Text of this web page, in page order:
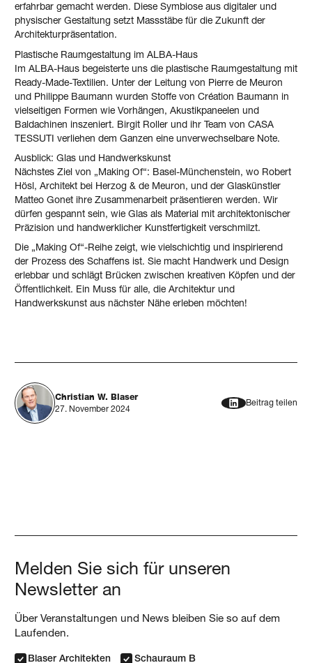
erfahrbar gemacht werden. Diese Symbiose aus digitaler und
physischer Gestaltung setzt Massstäbe für die Zukunft der
Architekturpräsentation.
Plastische Raumgestaltung im ALBA-Haus
Im ALBA-Haus begeisterte uns die plastische Raumgestaltung mit
Ready-Made-Textilien. Unter der Leitung von Pierre de Meuron
und Philippe Baumann wurden Stoffe von Création Baumann in
vielseitigen Formen wie Vorhängen, Akustikpaneelen und
Baldachinen inszeniert. Birgit Roller und ihr Team von CASA
TESSUTI verliehen dem Ganzen eine unverwechselbare Note.
Ausblick: Glas und Handwerkskunst
Nächstes Ziel von „Making Of“: Basel-Münchenstein, wo Robert
Hösl, Architekt bei Herzog & de Meuron, und der Glaskünstler
Matteo Gonet ihre Zusammenarbeit präsentieren werden. Wir
dürfen gespannt sein, wie Glas als Material mit architektonischer
Präzision und handwerklicher Kunstfertigkeit verschmilzt.
Die „Making Of“-Reihe zeigt, wie vielschichtig und inspirierend
der Prozess des Schaffens ist. Sie macht Handwerk und Design
erlebbar und schlägt Brücken zwischen kreativen Köpfen und der
Öffentlichkeit. Ein Muss für alle, die Architektur und
Handwerkskunst aus nächster Nähe erleben möchten!
Christian W. Blaser
27. November 2024
Beitrag teilen
Melden Sie sich für unseren
Newsletter an
Über Veranstaltungen und News bleiben Sie so auf dem
Laufenden.
Blaser Architekten Schauraum B